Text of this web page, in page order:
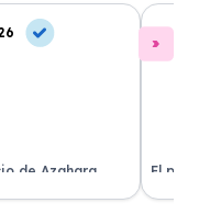
de Azahara
condiciones y el
El
llegó